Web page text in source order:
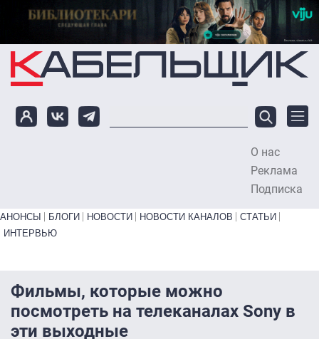
Перейти к основному содержанию
О нас
Реклама
Подписка
Primary links bottom
АНОНСЫ БЛОГИ НОВОСТИ НОВОСТИ КАНАЛОВ
СТАТЬИ
ИНТЕРВЬЮ
Фильмы, которые можно
посмотреть на телеканалах Sony в
эти выходные